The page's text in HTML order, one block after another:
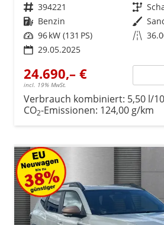
Fahrzeugnr. 394221 Getriebe
Kraftstoff Benzin Außenfarbe
Leistung 96 kW (131 PS) Kilometerstand
29.05.2025
24.690,– €
incl. 19% MwSt.
Verbrauch kombiniert: 5,50 l/
CO2-Emissionen: 124,00 g/km